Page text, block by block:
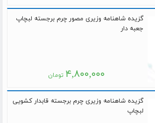
گزیده شاهنامه وزیری مصور چرم برجسته لبچاپ
جعبه دار
۴,۸۰۰,۰۰۰ تومان
گزیده شاهنامه وزیری چرم برجسته قابدار کشویی
لبچاپ